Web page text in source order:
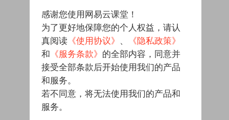
感谢您使用网易云课堂！
为了更好地保障您的个人权益，请认
真阅读 《使用协议》 、
《隐私政策》
和 《服务条款》 的全部内容，同意并
接受全部条款后开始使用我们的产品
和服务。
若不同意，将无法使用我们的产品和
服务。